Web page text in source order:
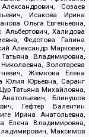
Созаев
Исакова Ирина
Ольга Евгеньевна,
Халидова
Федотова Галина
Александр Маркович,
Владимировна,
Золотарева
Жемкова Елена
Юлия Юрьевна, Саранг
Татьяна Михайловна,
Блинушов
Гефтер Валентин
Ирина Анатольевна,
Елена Владимировна,
Максимов